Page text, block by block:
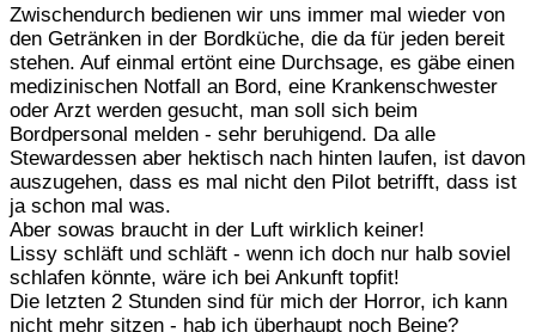
Zwischendurch bedienen wir uns immer mal wieder von
den Getränken in der Bordküche, die da für jeden bereit
stehen. Auf einmal ertönt eine Durchsage, es gäbe einen
medizinischen Notfall an Bord, eine Krankenschwester
oder Arzt werden gesucht, man soll sich beim
Bordpersonal melden - sehr beruhigend. Da alle
Stewardessen aber hektisch nach hinten laufen, ist davon
auszugehen, dass es mal nicht den Pilot betrifft, dass ist
ja schon mal was.
Aber sowas braucht in der Luft wirklich keiner!
Lissy schläft und schläft - wenn ich doch nur halb soviel
schlafen könnte, wäre ich bei Ankunft topfit!
Die letzten 2 Stunden sind für mich der Horror, ich kann
nicht mehr sitzen - hab ich überhaupt noch Beine?